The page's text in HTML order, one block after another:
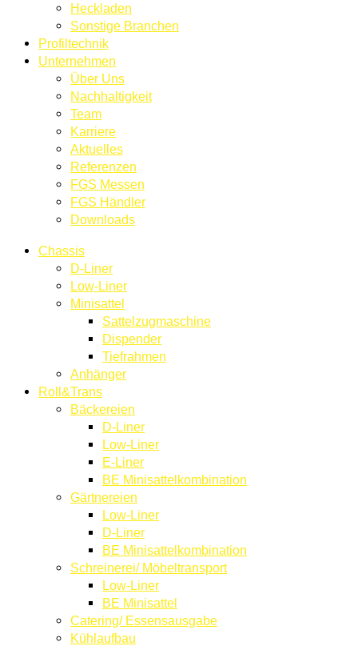
Heckladen
Sonstige Branchen
Profiltechnik
Unternehmen
Über Uns
Nachhaltigkeit
Team
Karriere
Aktuelles
Referenzen
FGS Messen
FGS Händler
Downloads
Chassis
D-Liner
Low-Liner
Minisattel
Sattelzugmaschine
Dispender
Tiefrahmen
Anhänger
Roll&Trans
Bäckereien
D-Liner
Low-Liner
E-Liner
BE Minisattelkombination
Gärtnereien
Low-Liner
D-Liner
BE Minisattelkombination
Schreinerei/ Möbeltransport
Low-Liner
BE Minisattel
Catering/ Essensausgabe
Kühlaufbau